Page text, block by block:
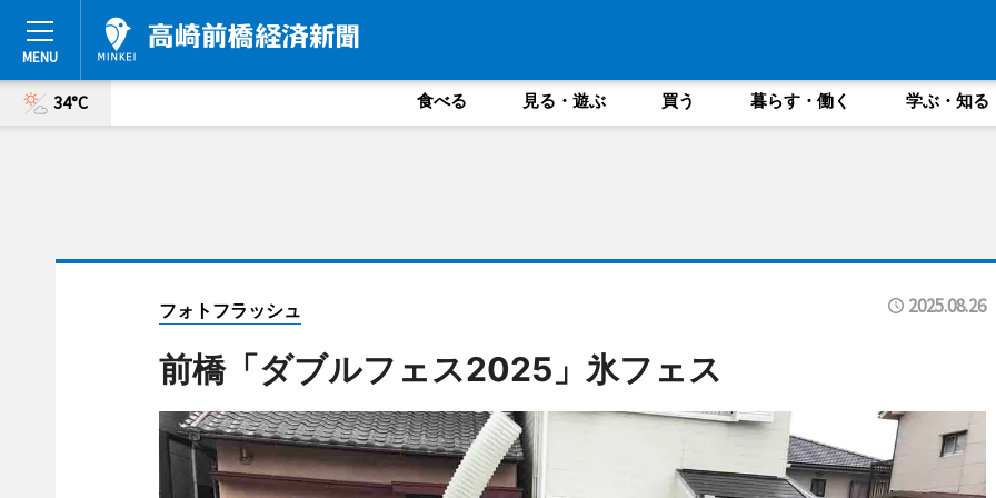
34°C 食べる 見る・遊ぶ 買う 暮らす・働く 学ぶ・知る
フォトフラッシュ 2025.08.26
前橋「ダブルフェス2025」氷フェス